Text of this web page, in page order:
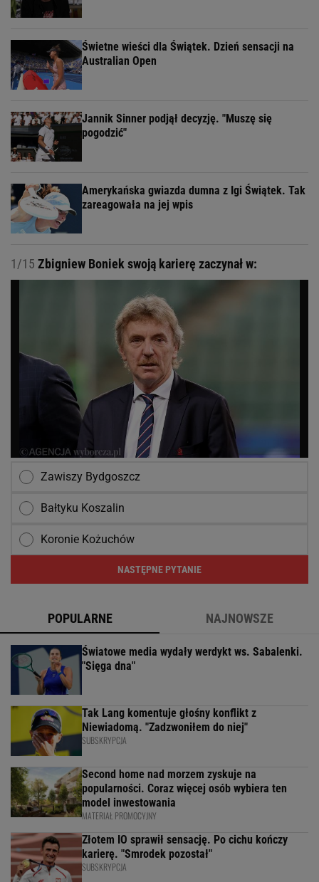
Świetne wieści dla Świątek. Dzień sensacji na
Australian Open
Jannik Sinner podjął decyzję. "Muszę się
pogodzić"
Amerykańska gwiazda dumna z Igi Świątek. Tak
zareagowała na jej wpis
1/15 Zbigniew Boniek swoją karierę zaczynał w:
Zawiszy Bydgoszcz
Bałtyku Koszalin
Koronie Kożuchów
NASTĘPNE PYTANIE
POPULARNE NAJNOWSZE
Światowe media wydały werdykt ws. Sabalenki.
"Sięga dna"
Tak Lang komentuje głośny konflikt z
Niewiadomą. "Zadzwoniłem do niej"
SUBSKRYPCJA
Second home nad morzem zyskuje na
popularności. Coraz więcej osób wybiera ten
model inwestowania
MATERIAŁ PROMOCYJNY
Złotem IO sprawił sensację. Po cichu kończy
karierę. "Smrodek pozostał"
SUBSKRYPCJA